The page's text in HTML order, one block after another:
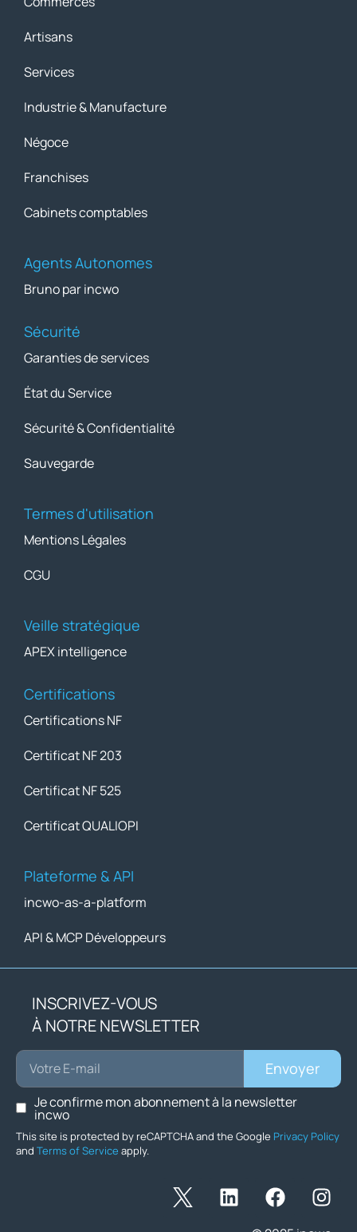
Artisans
Services
Industrie & Manufacture
Négoce
Franchises
Cabinets comptables
Agents Autonomes
Bruno par incwo
Sécurité
Garanties de services
État du Service
Sécurité & Confidentialité
Sauvegarde
Termes d'utilisation
Mentions Légales
CGU
Veille stratégique
APEX intelligence
Certifications
Certifications NF
Certificat NF 203
Certificat NF 525
Certificat QUALIOPI
Plateforme & API
incwo-as-a-platform
API & MCP Développeurs
INSCRIVEZ-VOUS
À NOTRE NEWSLETTER
This site is protected by reCAPTCHA and the Google Privacy Policy
and Terms of Service apply.
Je confirme mon abonnement à la newsletter
incwo
Envoyer